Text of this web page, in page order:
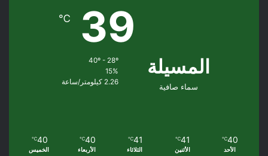
المسيلة
سماء صافية
39
℃
40º - 28º
15%
2.26 كيلومتر/ساعة
40
℃
الأحد
41
℃
الأثنين
41
℃
الثلاثاء
40
℃
الأربعاء
40
℃
الخميس